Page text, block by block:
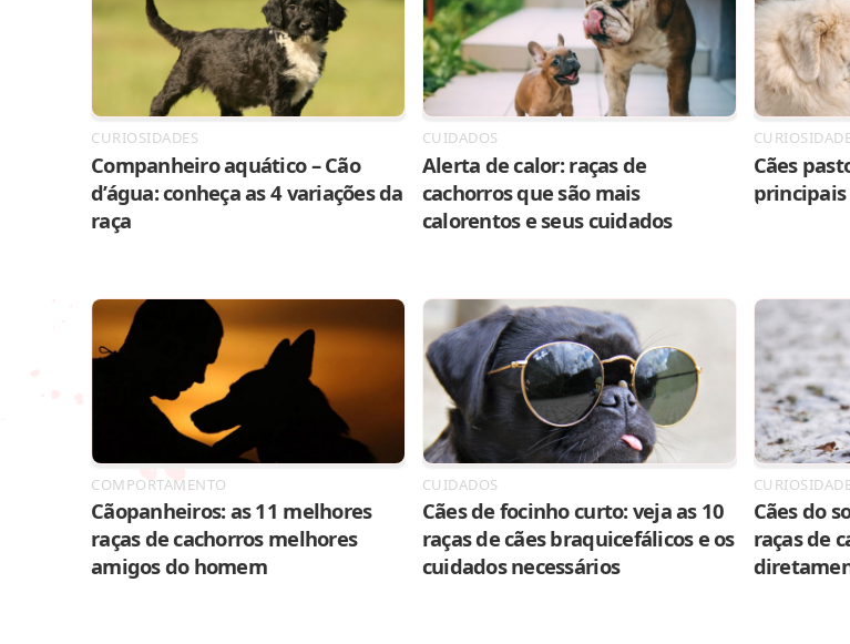
CURIOSIDADES
Companheiro aquático – Cão
d’água: conheça as 4 variações da
raça
CUIDADOS
Alerta de calor: raças de
cachorros que são mais
calorentos e seus cuidados
Cães
COMPORTAMENTO
Cãopanheiros: as 11 melhores
raças de cachorros melhores
amigos do homem
CUIDADOS
Cães de focinho curto: veja as 10
raças de cães braquicefálicos e os
cuidados necessários
Cães do
raças de